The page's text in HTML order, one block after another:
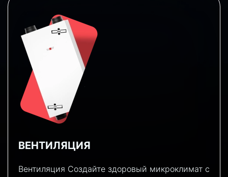
ВЕНТИЛЯЦИЯ
Вентиляция Создайте здоровый микроклимат с